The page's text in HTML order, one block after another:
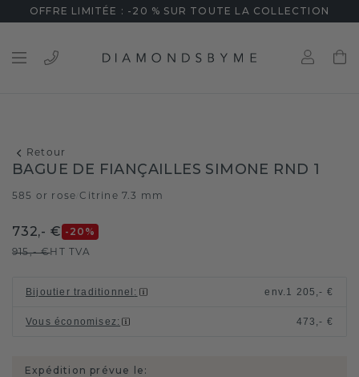
OFFRE LIMITÉE : -20 % SUR TOUTE LA COLLECTION
Retour
BAGUE DE FIANÇAILLES SIMONE RND 1
585 or rose /Citrine 7.3 mm
732,- € -20 %
915,- €HT TVA
Bijoutier traditionnel : env. 1 205,- €
Vous économisez: 473,- €
Expédition prévue le: